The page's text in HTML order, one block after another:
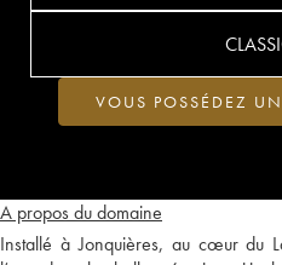
A propos du domaine
Installé à Jonquières, au cœur du
VOUS POSSÉDEZ